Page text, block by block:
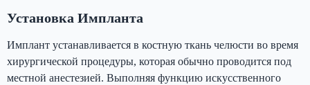
Установка Импланта
Имплант устанавливается в костную ткань челюсти во время
хирургической процедуры, которая обычно проводится под
местной анестезией. Выполняя функцию искусственного